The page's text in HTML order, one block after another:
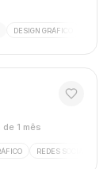
DESIGN GRÁFICO
1 mês
REDES SOCIAIS